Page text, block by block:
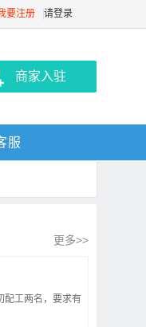
要注册 请登录
商家入驻
服
更多>>
配工两名，要求有